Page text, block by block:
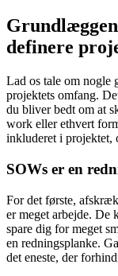
definere
Lad os tale om nogle
projektets omfang.
du bliver bedt om at
work eller ethvert
inkluderet i projektet,
SOWs er en
For det første,
er meget arbejde. De
spare dig for meget
en redningsplanke.
det eneste, der